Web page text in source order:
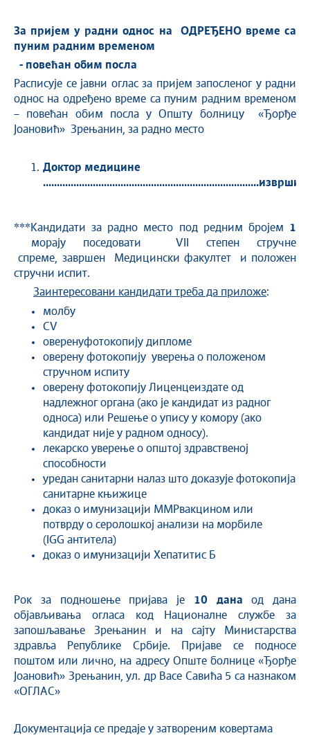
За пријем у радни однос на ОДРЕЂЕНО време са
пуним радним временом
- повећан обим посла
Расписује се јавни оглас за пријем запосленог у радни
однос на одређено време са пуним радним временом
– повећан обим посла у Општу болницу «Ђорђе
Јоановић» Зрењанин, за радно место
Доктор медицине
..............................................................................и
*** Кандидати за радно место под редним бројем 1
морају поседовати VII степен стручне
спреме, завршен Медицински факултет и положен
стручни испит.
Заинтересовани кандидати треба да приложе:
молбу
CV
оверенуфотокопију дипломе
оверену фотокопију уверења о положеном
стручном испиту
оверену фотокопију Лиценцеиздате од
надлежног органа (ако је кандидат из радног
односа) или Решење о упису у комору (ако
кандидат није у радном односу).
лекарско уверење о општој здравственој
способности
уредан санитарни налаз што доказује фотокопија
санитарне књижице
доказ о имунизацији ММРвакцином или
потврду о серолошкој анализи на морбиле
(IGG антитела)
доказ о имунизацији Хепатитис Б
Рок за подношење пријава је 10дана од дана
објављивања огласа код Националне службе за
запошљавање Зрењанин и на сајту Министарства
здравља Републике Србије. Пријаве се подносе
поштом или лично, на адресу Опште болнице «Ђорђе
Јоановић» Зрењанин, ул. др Васе Савића 5 са назнаком
«ОГЛАС»
Документација се предаје у затвореним ковертама